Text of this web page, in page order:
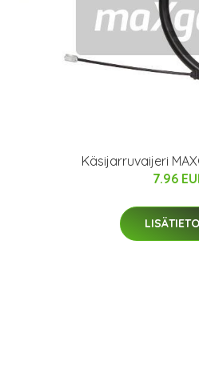
Käsijarruvaijeri
7.96